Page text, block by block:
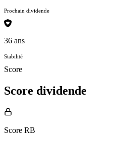
Prochain dividende
36 ans
Stabilité
Score
Score dividende
Score RB